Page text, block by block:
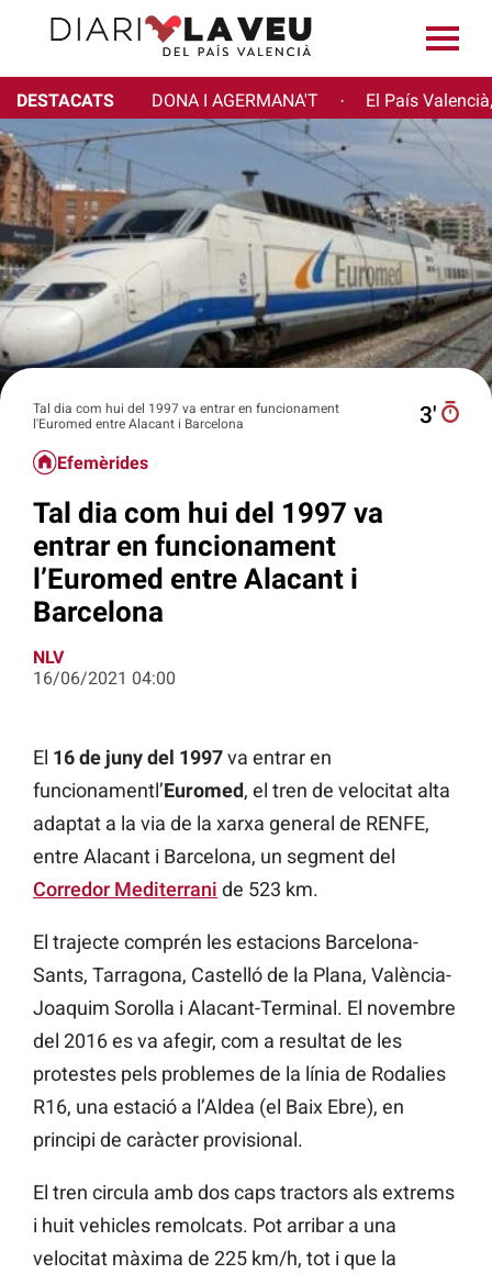
DESTACATS DONA I AGERMANA'T · El País
Tal dia com hui del 1997 va entrar en funcionament
l'Euromed entre Alacant i Barcelona
3′
Efemèrides
Tal dia com hui del 1997 va
entrar en funcionament
l’Euromed entre Alacant i
Barcelona
NLV
16/06/2021 04:00
El 16 de juny del 1997va entrar en
funcionamentl’Euromed, el tren de velocitat alta
adaptat a la via de la xarxa general de RENFE,
entre Alacant i Barcelona, un segment del
Corredor Mediterrani de 523 km.
El trajecte comprén les estacions Barcelona-
Sants, Tarragona, Castelló de la Plana, València-
Joaquim Sorolla i Alacant-Terminal. El novembre
del 2016 es va afegir, com a resultat de les
protestes pels problemes de la línia de Rodalies
R16, una estació a l’Aldea (el Baix Ebre), en
principi de caràcter provisional.
El tren circula amb dos caps tractors als extrems
i huit vehicles remolcats. Pot arribar a una
velocitat màxima de 225 km/h, tot i que la